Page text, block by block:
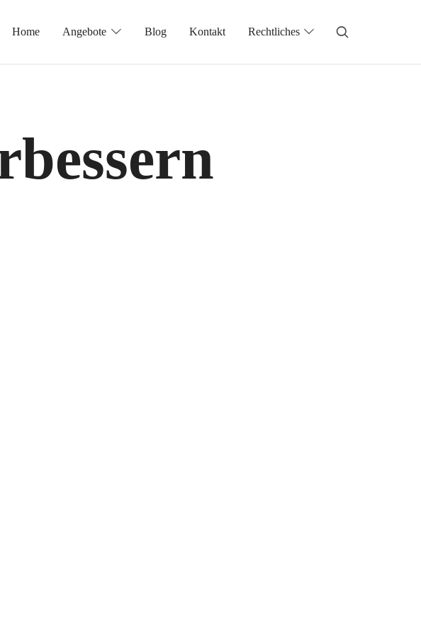
Home Angebote Blog Kontakt Rechtliches